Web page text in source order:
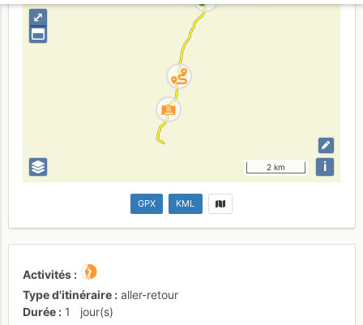
⤢
2 km i
GPX KML
Activités
Type d'itinéraire
aller-retour
Durée
1 jour(s)